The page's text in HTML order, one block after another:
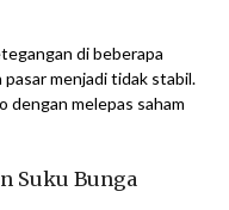
di beberapa
menjadi tidak stabil.
melepas saham
Suku Bunga